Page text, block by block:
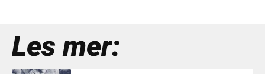
Les mer: